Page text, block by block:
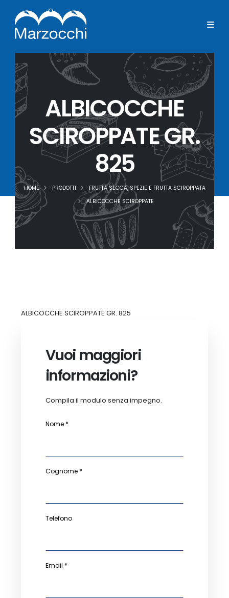
ALBICOCCHE
SCIROPPATE GR.
825
HOME PRODOTTI
FRUTTA SECCA, SPEZIE E FRUTTA SCIROPPATA
ALBICOCCHE SCIROPPATE
ALBICOCCHE SCIROPPATE GR. 825
Vuoi maggiori
informazioni?
Compila il modulo senza impegno.
Nome *
Cognome *
Telefono
Email *